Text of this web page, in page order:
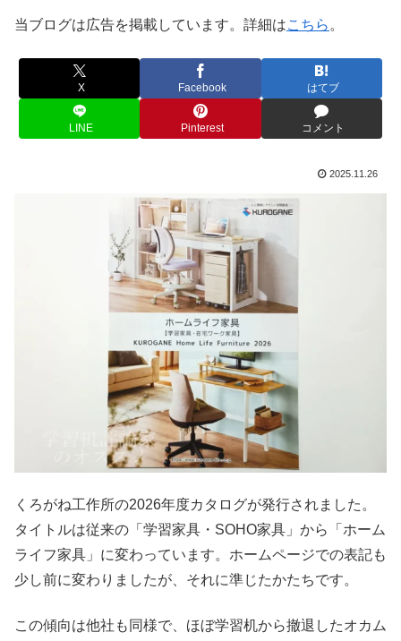
当ブログは広告を掲載しています。詳細はこちら 。
X Facebook はてブ
LINE Pinterest コメント
2025.11.26
くろがね工作所の2026年度カタログが発行されました。
タイトルは従来の「学習家具・SOHO家具」から「ホーム
ライフ家具」に変わっています。ホームページでの表記も
少し前に変わりましたが、それに準じたかたちです。
この傾向は他社も同様で、ほぼ学習机から撤退したオカム